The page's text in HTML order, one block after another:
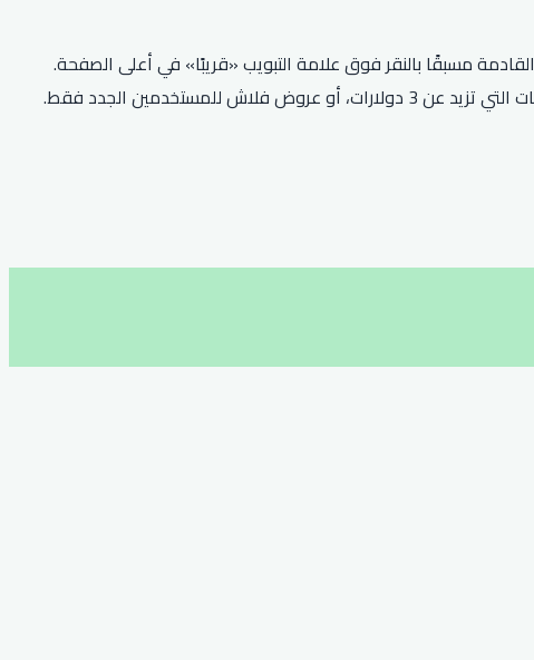
قم بزيارة قسم Lightning Sale للعثور على عروض الصفقات المتوفرة فقط لمدة 48 ساعة. يمكنك أيضًا الاطلاع على صفقات Lightning القادمة مسبقًا بالنقر فوق علامة التبويب «قريبًا» في أعلى الصفحة.
يمكن للمستخدمين الجدد طلب هدية مجانية من AliExpress. يمكنك الاختيار بين منتجات بقيمة 0.01 دولار، أو قسيمة بقيمة 2 دولار للطلبات التي تزيد عن 3 دولارات، أو عروض فلاش للمستخدمين الجدد فقط.